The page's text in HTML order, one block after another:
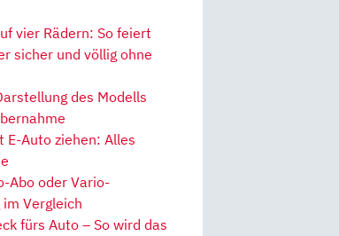
vier Rädern: So feiert
sicher und völlig ohne
des Modells
E-Auto ziehen: Alles
Abo oder Vario-
Vergleich
fürs Auto – So wird das